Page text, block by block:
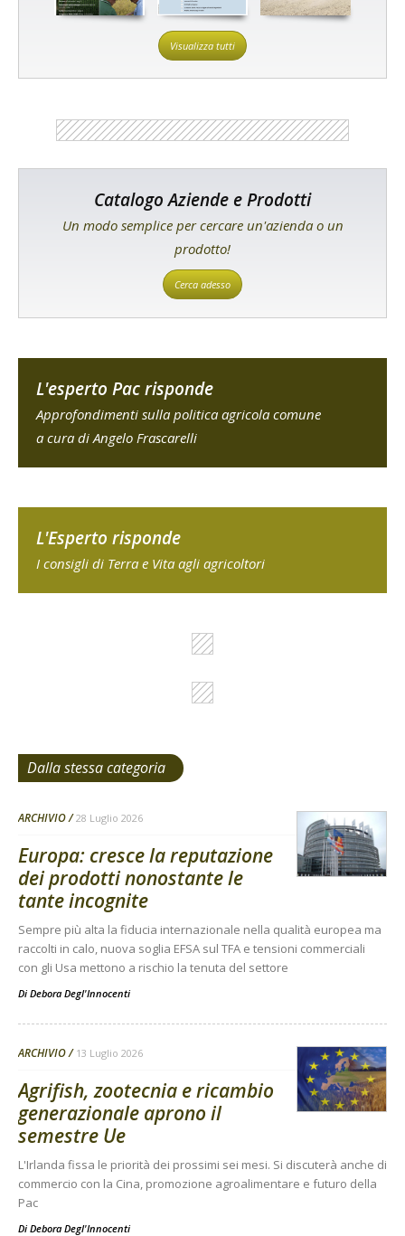
Visualizza tutti
Catalogo Aziende e Prodotti
Un modo semplice per cercare un'azienda o un
prodotto!
Cerca adesso
L'esperto Pac risponde
Approfondimenti sulla politica agricola comune
a cura di Angelo Frascarelli
L'Esperto risponde
I consigli di Terra e Vita agli agricoltori
Dalla stessa categoria
ARCHIVIO 28 Luglio 2026
Europa: cresce la reputazione
dei prodotti nonostante le
tante incognite
Sempre più alta la fiducia internazionale nella qualità europea ma
raccolti in calo, nuova soglia EFSA sul TFA e tensioni commerciali
con gli Usa mettono a rischio la tenuta del settore
Di Debora Degl'Innocenti
ARCHIVIO 13 Luglio 2026
Agrifish, zootecnia e ricambio
generazionale aprono il
semestre Ue
L'Irlanda fissa le priorità dei prossimi sei mesi. Si discuterà anche di
commercio con la Cina, promozione agroalimentare e futuro della
Pac
Di Debora Degl'Innocenti